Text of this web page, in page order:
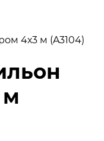
4х3 м (A3104)
м